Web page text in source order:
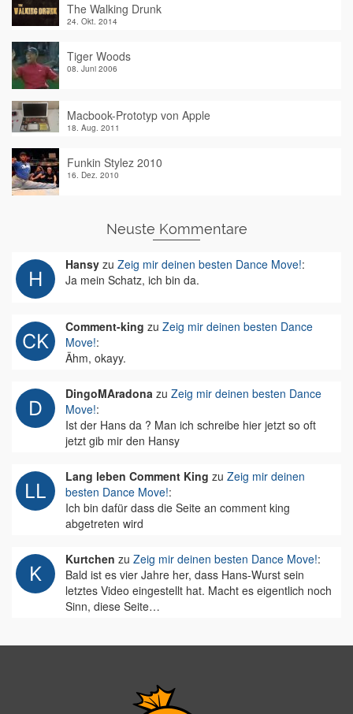
The Walking Drunk
24. Okt. 2014
Tiger Woods
08. Juni 2006
Macbook-Prototyp von Apple
18. Aug. 2011
Funkin Stylez 2010
16. Dez. 2010
Neuste Kommentare
Hansy zu Zeig mir deinen besten Dance Move!:
Ja mein Schatz, ich bin da.
Comment-king zu Zeig mir deinen besten Dance
Move!:
Ähm, okayy.
DingoMAradona zu Zeig mir deinen besten Dance
Move!:
Ist der Hans da ? Man ich schreibe hier jetzt so oft
jetzt gib mir den Hansy
Lang leben Comment King zu Zeig mir deinen
besten Dance Move!:
Ich bin dafür dass die Seite an comment king
abgetreten wird
Kurtchen zu Zeig mir deinen besten Dance Move!:
Bald ist es vier Jahre her, dass Hans-Wurst sein
letztes Video eingestellt hat. Macht es eigentlich noch
Sinn, diese Seite…